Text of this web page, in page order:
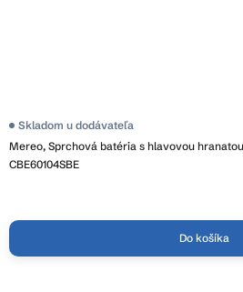
Mereo, Sprchová batéria s hlavovou
CBE60104SBE
Skladom u dodávateľa
Do košíka